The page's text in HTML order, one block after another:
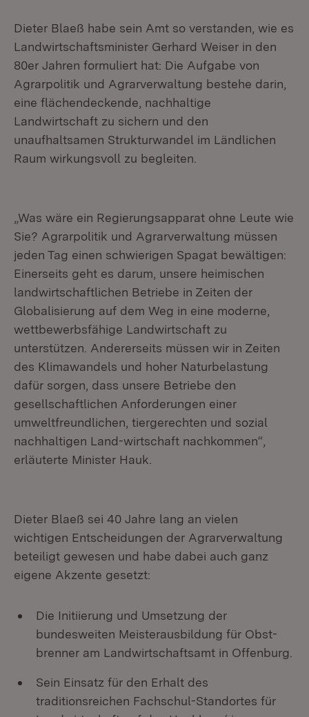
Dieter Blaeß habe sein Amt so verstanden, wie es
Landwirtschaftsminister Gerhard Weiser in den
80er Jahren formuliert hat: Die Aufgabe von
Agrarpolitik und Agrarverwaltung bestehe darin,
eine flächendeckende, nachhaltige
Landwirtschaft zu sichern und den
unaufhaltsamen Strukturwandel im Ländlichen
Raum wirkungsvoll zu begleiten.
„Was wäre ein Regierungsapparat ohne Leute wie
Sie? Agrarpolitik und Agrarverwaltung müssen
jeden Tag einen schwierigen Spagat bewältigen:
Einerseits geht es darum, unsere heimischen
landwirtschaftlichen Betriebe in Zeiten der
Globalisierung auf dem Weg in eine moderne,
wettbewerbsfähige Landwirtschaft zu
unterstützen. Andererseits müssen wir in Zeiten
des Klimawandels und hoher Naturbelastung
dafür sorgen, dass unsere Betriebe den
gesellschaftlichen Anforderungen einer
umweltfreundlichen, tiergerechten und sozial
nachhaltigen Land-wirtschaft nachkommen“,
erläuterte Minister Hauk.
Dieter Blaeß sei 40 Jahre lang an vielen
wichtigen Entscheidungen der Agrarverwaltung
beteiligt gewesen und habe dabei auch ganz
eigene Akzente gesetzt:
Die Initiierung und Umsetzung der
bundesweiten Meisterausbildung für Obst-
brenner am Landwirtschaftsamt in Offenburg.
Sein Einsatz für den Erhalt des
traditionsreichen Fachschul-Standortes für